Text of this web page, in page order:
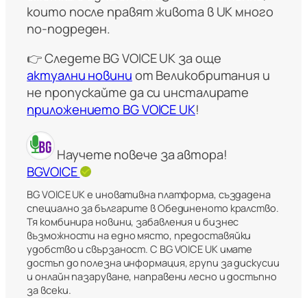
които после правят живота в UK много
по-подреден.
👉 Следете BG VOICE UK за още
актуални новиниот Великобритания и
не пропускайте да си инсталирате
приложението BG VOICE UK!
Научете повече за автора!
BGVOICE
BG VOICE UK е иновативна платформа, създадена
специално за българите в Обединеното кралство.
Тя комбинира новини, забавления и бизнес
възможности на едно място, предоставяйки
удобство и свързаност. С BG VOICE UK имате
достъп до полезна информация, групи за дискусии
и онлайн пазаруване, направени лесно и достъпно
за всеки.